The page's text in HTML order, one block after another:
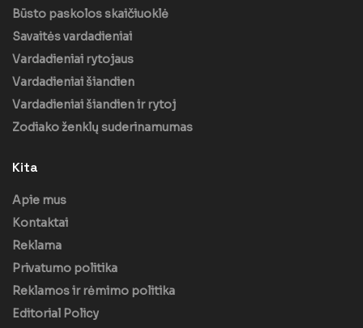
Būsto paskolos skaičiuoklė
Savaitės vardadieniai
Vardadieniai rytojaus
Vardadieniai šiandien
Vardadieniai šiandien ir rytoj
Zodiako ženklų suderinamumas
Kita
Apie mus
Kontaktai
Reklama
Privatumo politika
Reklamos ir rėmimo politika
Editorial Policy